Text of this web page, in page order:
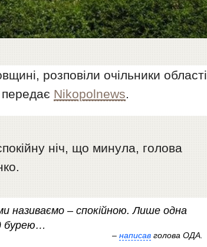
розповіли очільники області
Nikopolnews.
ніч, що минула, голова
називаємо – спокійною. Лише одна
бурею…
– написавголова ОДА.